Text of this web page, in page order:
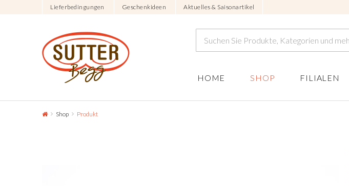
Lieferbedingungen Geschenkideen Aktuelles & Saisonartikel
HOME SHOP FILIALEN
Shop Produkt